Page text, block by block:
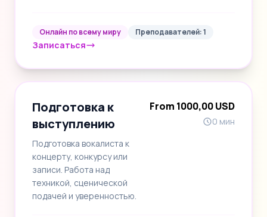
Онлайн по всему миру Преподавателей: 1
Записаться
Подготовка к
выступлению
Подготовка вокалиста к
концерту, конкурсу или
записи. Работа над
техникой, сценической
подачей и уверенностью.
From 1000,00 USD
0 мин